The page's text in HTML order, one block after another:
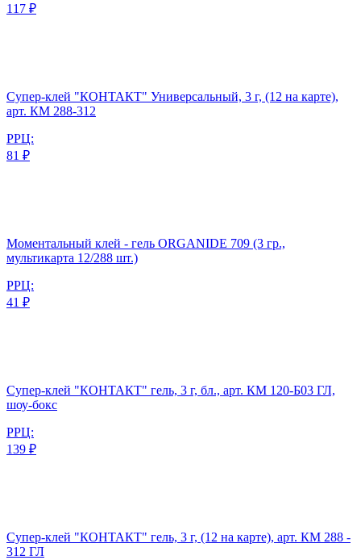
117 ₽
Супер-клей "КОНТАКТ" Универсальный, 3 г, (12 на карте),
арт. КМ 288-312
РРЦ:
81 ₽
Моментальный клей - гель ORGANIDE 709 (3 гр.,
мультикарта 12/288 шт.)
РРЦ:
41 ₽
Супер-клей "КОНТАКТ" гель, 3 г, бл., арт. КМ 120-Б03 ГЛ,
шоу-бокс
РРЦ:
139 ₽
Супер-клей "КОНТАКТ" гель, 3 г, (12 на карте), арт. КМ 288 -
312 ГЛ